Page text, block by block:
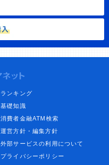
ランキング
基礎知識
消費者金融ATM検索
運営方針・編集方針
外部サービスの利用について
プライバシーポリシー